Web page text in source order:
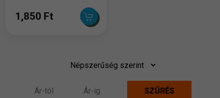
1,850 Ft